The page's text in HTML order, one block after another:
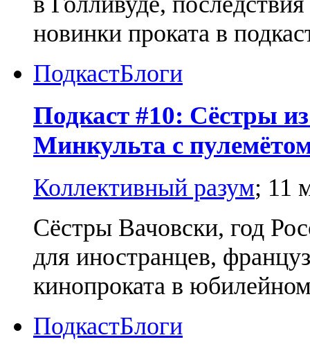
новинки проката в
ПодкастБлоги
Подкаст #10: Сёстры
Минкульта с
Коллективный разум; 11
Сёстры Вачовски, год
для иностранцев,
кинопроката в
ПодкастБлоги